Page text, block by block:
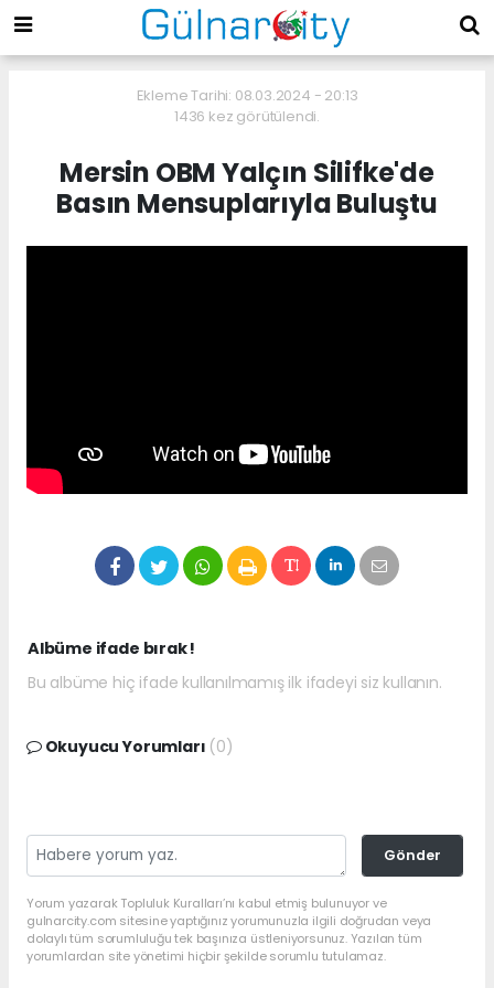
Ekleme Tarihi: 08.03.2024 - 20:13
1436 kez görütülendi.
Mersin OBM Yalçın Silifke'de
Basın Mensuplarıyla Buluştu
Albüme ifade bırak !
Bu albüme hiç ifade kullanılmamış ilk ifadeyi siz kullanın.
Okuyucu Yorumları (0)
Gönder
Yorum yazarak Topluluk Kuralları’nı kabul etmiş bulunuyor ve
gulnarcity.com sitesine yaptığınız yorumunuzla ilgili doğrudan veya
dolaylı tüm sorumluluğu tek başınıza üstleniyorsunuz. Yazılan tüm
yorumlardan site yönetimi hiçbir şekilde sorumlu tutulamaz.